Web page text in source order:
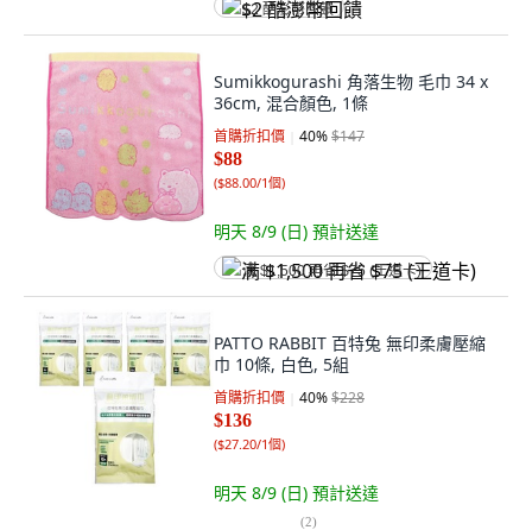
$2 酷澎幣回饋
Sumikkogurashi 角落生物 毛巾 34 x
36cm, 混合顏色, 1條
首購折扣價 40%$147
$88
($88.00/1個)
明天 8/9 (日) 預計送達
满 $1,500 再省 $75 (王道卡)
PATTO RABBIT 百特兔 無印柔膚壓縮
巾 10條, 白色, 5組
首購折扣價 40%$228
$136
($27.20/1個)
明天 8/9 (日) 預計送達
(2)